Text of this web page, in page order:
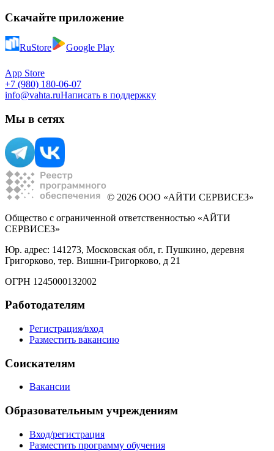
Скачайте приложение
RuStore Google Play
App Store
+7 (980) 180-06-07
info@vahta.ruНаписать в поддержку
Мы в сетях
© 2026 ООО «АЙТИ СЕРВИСЕЗ»
Общество с ограниченной ответственностью «АЙТИ
СЕРВИСЕЗ»
Юр. адрес: 141273, Московская обл, г. Пушкино, деревня
Григорково, тер. Вишни-Григорково, д 21
ОГРН 1245000132002
Работодателям
Регистрация/вход
Разместить вакансию
Соискателям
Вакансии
Образовательным учреждениям
Вход/регистрация
Разместить программу обучения